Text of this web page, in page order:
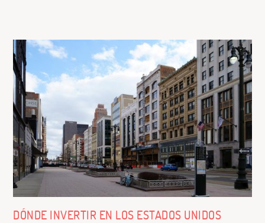
DÓNDE INVERTIR EN LOS ESTADOS UNIDOS